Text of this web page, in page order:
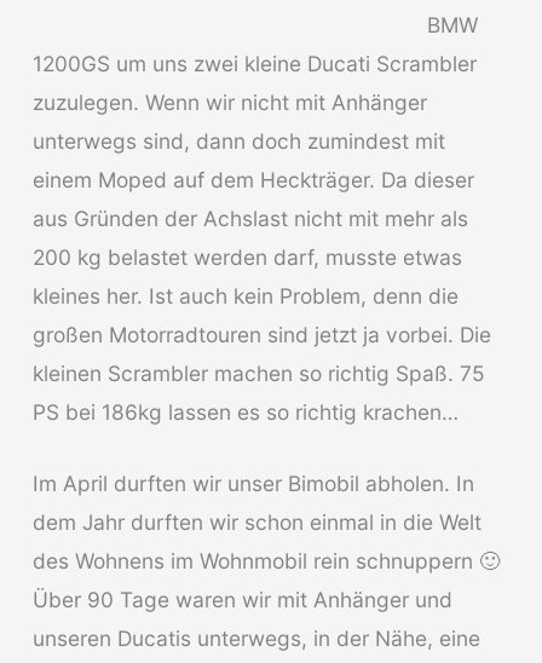
BMW
1200GS um uns zwei kleine Ducati Scrambler
zuzulegen. Wenn wir nicht mit Anhänger
unterwegs sind, dann doch zumindest mit
einem Moped auf dem Heckträger. Da dieser
aus Gründen der Achslast nicht mit mehr als
200 kg belastet werden darf, musste etwas
kleines her. Ist auch kein Problem, denn die
großen Motorradtouren sind jetzt ja vorbei. Die
kleinen Scrambler machen so richtig Spaß. 75
PS bei 186kg lassen es so richtig krachen…
Im April durften wir unser Bimobil abholen. In
dem Jahr durften wir schon einmal in die Welt
des Wohnens im Wohnmobil rein schnuppern 🙂
Über 90 Tage waren wir mit Anhänger und
unseren Ducatis unterwegs, in der Nähe, eine